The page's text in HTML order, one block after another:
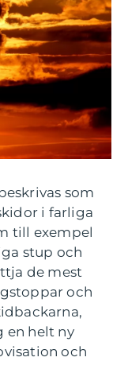
som
i farliga
till exempel
stup och
de mest
och
en helt ny
och